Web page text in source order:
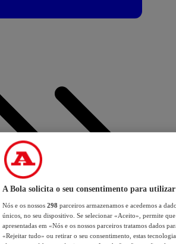
A Bola solicita o seu consentimento para utilizar
Nós e os nossos 298 parceiros armazenamos e acedemos a
únicos, no seu dispositivo. Se selecionar «Aceito», permite
apresentadas em «Nós e os nossos parceiros tratamos dados
«Rejeitar tudo» ou retirar o seu consentimento, estas